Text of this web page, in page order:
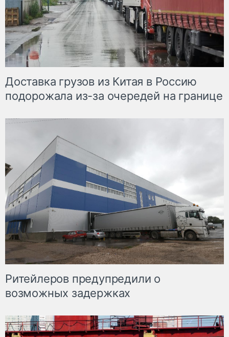
Доставка грузов из Китая в Россию
подорожала из-за очередей на границе
Ритейлеров предупредили о
возможных задержках